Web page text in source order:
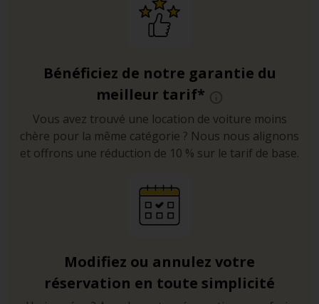
Bénéficiez de notre garantie du
meilleur tarif*
Vous avez trouvé une location de voiture moins
chère pour la même catégorie ? Nous nous alignons
et offrons une réduction de 10 % sur le tarif de base.
Modifiez ou annulez votre
réservation en toute simplicité